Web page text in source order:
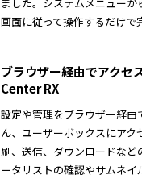
画面に従って操作するだけで
ブラウザー経由でアクセ
Center RX
設定や管理をブラウザー経由
ん、ユーザーボックスにアク
刷、送信、ダウンロードなど
ータリストの確認やサムネイ